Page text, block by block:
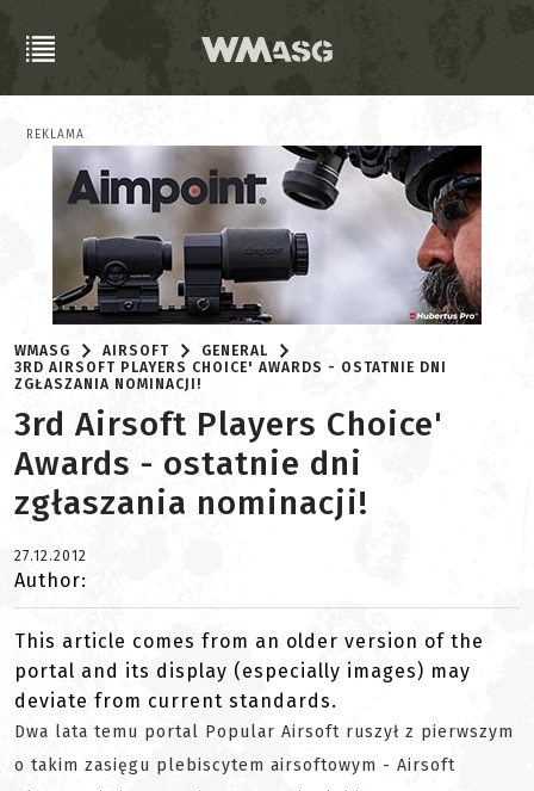
REKLAMA
WMASG AIRSOFT
GENERAL
3RD AIRSOFT PLAYERS CHOICE' AWARDS - OSTATNIE DNI
ZGŁASZANIA NOMINACJI!
3rd Airsoft Players Choice'
Awards - ostatnie dni
zgłaszania nominacji!
27.12.2012
Author:
This article comes from an older version of the
portal and its display (especially images) may
deviate from current standards.
Dwa lata temu portal Popular Airsoft ruszył z pierwszym
o takim zasięgu plebiscytem airsoftowym - Airsoft